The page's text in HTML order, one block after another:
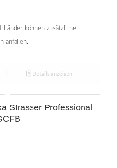
Länder können zusätzliche
anfallen.
Details anzeigen
Strasser Professional